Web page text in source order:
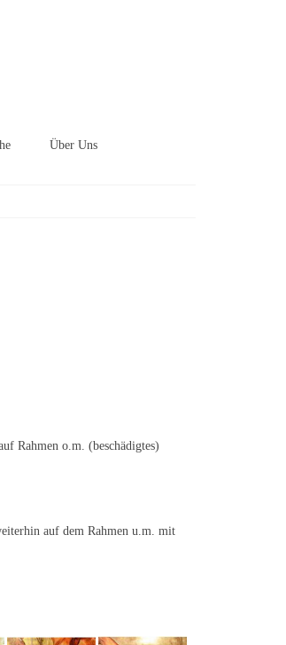
Über Uns
Rahmen o.m. (beschädigtes)
auf dem Rahmen u.m. mit